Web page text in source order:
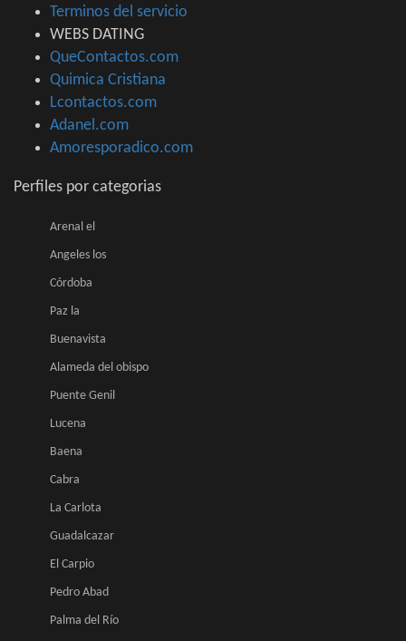
Terminos del servicio
WEBS DATING
QueContactos.com
Quimica Cristiana
Lcontactos.com
Adanel.com
Amoresporadico.com
Perfiles por categorias
Arenal el
Angeles los
Córdoba
Paz la
Buenavista
Alameda del obispo
Puente Genil
Lucena
Baena
Cabra
La Carlota
Guadalcazar
El Carpio
Pedro Abad
Palma del Río